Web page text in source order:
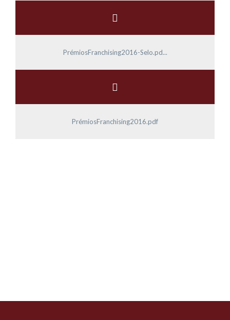
PrémiosFranchising2016-Selo.pd...
PrémiosFranchising2016.pdf